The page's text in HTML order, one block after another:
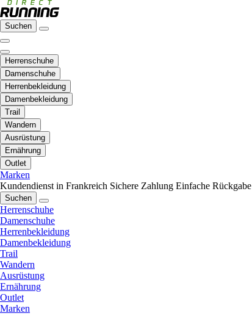
Suchen
Herrenschuhe
Damenschuhe
Herrenbekleidung
Damenbekleidung
Trail
Wandern
Ausrüstung
Ernährung
Outlet
Marken
Kundendienst in Frankreich Sichere Zahlung Einfache Rückgabe
Suchen
Herrenschuhe
Damenschuhe
Herrenbekleidung
Damenbekleidung
Trail
Wandern
Ausrüstung
Ernährung
Outlet
Marken